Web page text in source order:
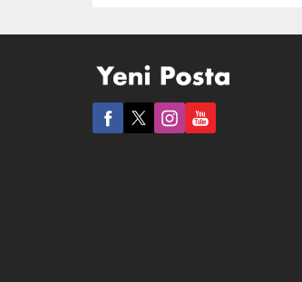
beri 21.00-04.30 ve 31 Mart’tan beri
22.00-04.30 saatlerinde uygulanan
sokağa çıkma yasağı sona erdi. 14
Ekim 2020’den beri...